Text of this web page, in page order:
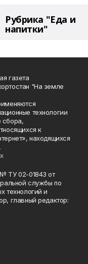
Рубрика "Еда и
напитки"
газета
"На земле
технологии
сбора,
к
находящихся
ТУ 02-01843 от
службы по
технологий и
главный редактор: